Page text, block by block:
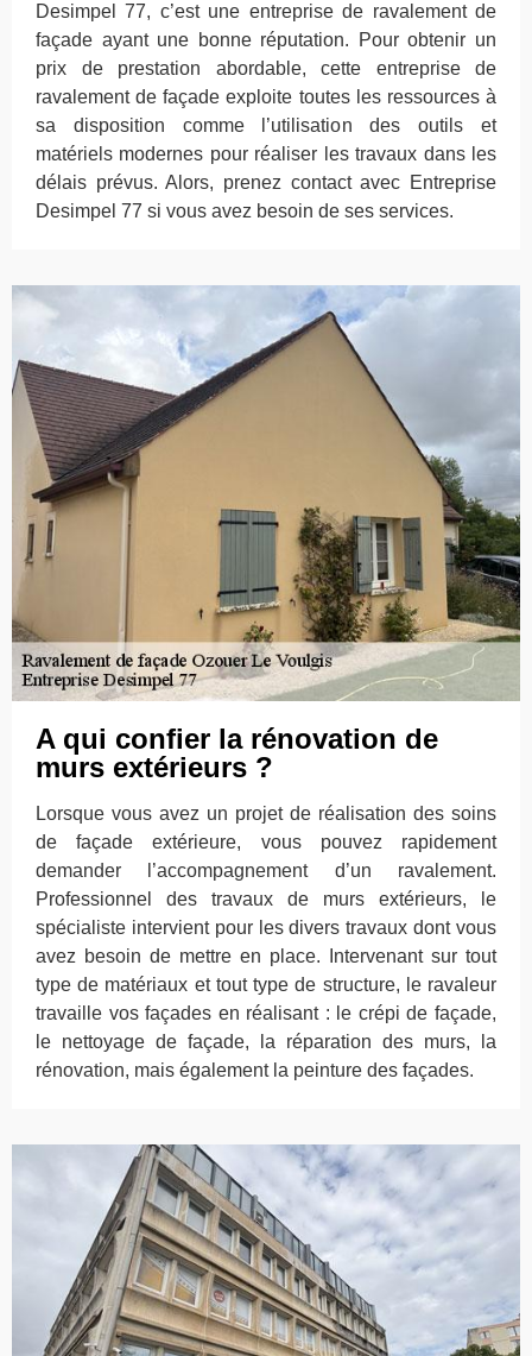
Desimpel 77, c’est une entreprise de ravalement de
façade ayant une bonne réputation. Pour obtenir un
prix de prestation abordable, cette entreprise de
ravalement de façade exploite toutes les ressources à
sa disposition comme l’utilisation des outils et
matériels modernes pour réaliser les travaux dans les
délais prévus. Alors, prenez contact avec Entreprise
Desimpel 77 si vous avez besoin de ses services.
A qui confier la rénovation de
murs extérieurs ?
Lorsque vous avez un projet de réalisation des soins
de façade extérieure, vous pouvez rapidement
demander l’accompagnement d’un ravalement.
Professionnel des travaux de murs extérieurs, le
spécialiste intervient pour les divers travaux dont vous
avez besoin de mettre en place. Intervenant sur tout
type de matériaux et tout type de structure, le ravaleur
travaille vos façades en réalisant : le crépi de façade,
le nettoyage de façade, la réparation des murs, la
rénovation, mais également la peinture des façades.